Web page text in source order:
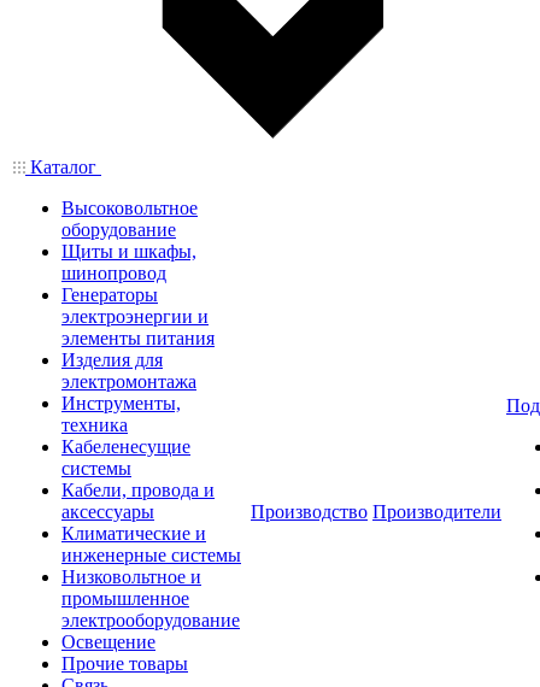
Каталог
Высоковольтное
оборудование
Щиты и шкафы,
шинопровод
Генераторы
электроэнергии и
элементы питания
Изделия для
электромонтажа
Инструменты,
техника
Кабеленесущие
системы
Кабели, провода и
аксессуары
Климатические и
инженерные системы
Низковольтное и
промышленное
электрооборудование
Освещение
Прочие товары
Производство Производители